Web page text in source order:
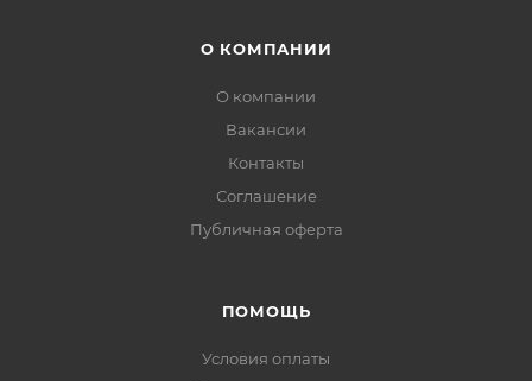
О КОМПАНИИ
О компании
Вакансии
Контакты
Соглашение
Публичная оферта
ПОМОЩЬ
Условия оплаты